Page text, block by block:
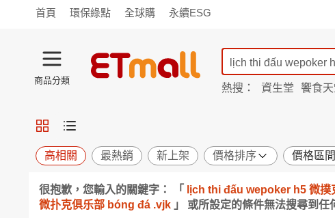
首頁 環保綠點 全球購 永續ESG
商品分類
旅遊
寵物
保健
用品 機能
窈窕
日用
紙品 清潔
口腔
鍋具
杯瓶 廚衛
休閒
熱搜： 資生堂 饗食
高相關 最熱銷 新上架 價格排序 價格區間
很抱歉，您輸入的關鍵字： 「
lịch thi đấu wepoker h5 微撲
微扑克俱乐部 bóng đá .vjk 」 或所設定的條件無法搜尋到